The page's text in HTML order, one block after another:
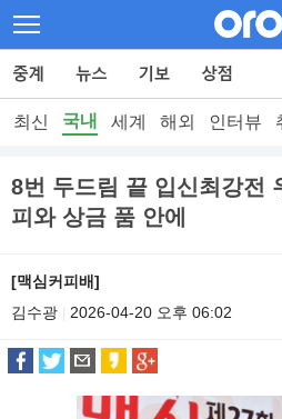
최신 국내 세계 해외 인터뷰
8번 두드림 끝 입신최강전
피와 상금 품 안에
[맥심커피배]
김수광
2026-04-20 오후 06:02